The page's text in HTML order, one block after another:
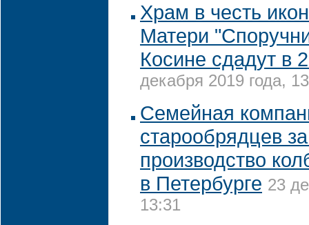
Храм в честь
Матери
Косине сдадут в
декабря 2019 года,
Семейная
старообрядцев
производство
в Петербурге 23
13:31